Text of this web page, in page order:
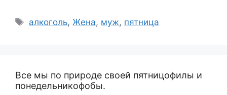
Метки
алкоголь, Жена, муж, пятница
Все мы по природе своей пятницофилы и
понедельникофобы.